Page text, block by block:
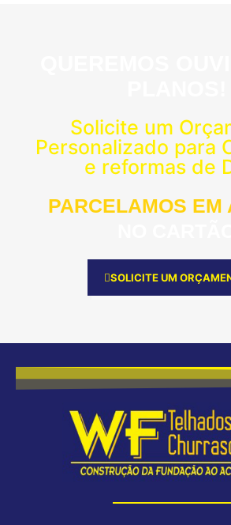
Solicite um
Personalizado para
e reformas de
PARCELAMOS EM
SOLICITE UM